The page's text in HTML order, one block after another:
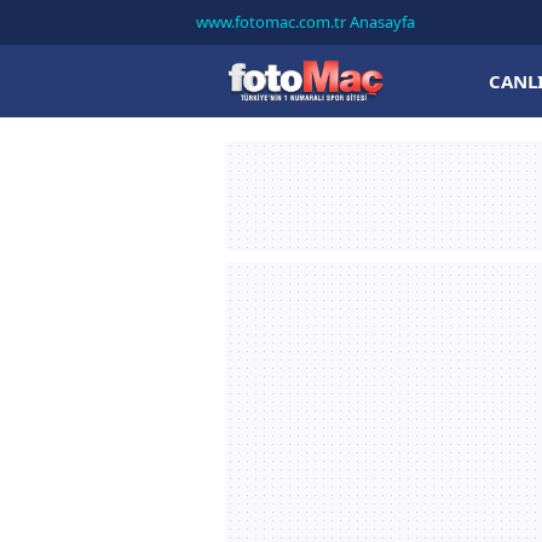
www.fotomac.com.tr Anasayfa